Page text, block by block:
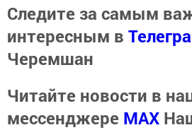
Следите за самым
интересным в
Черемшан
Читайте новости в
мессенджере MАХ